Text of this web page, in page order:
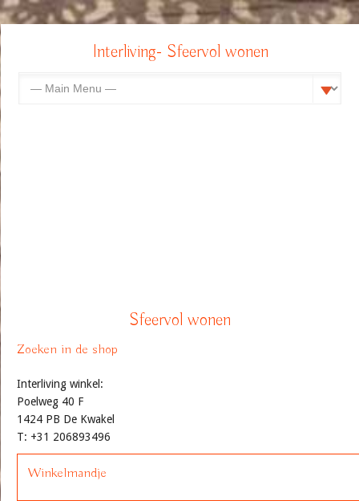
Interliving- Sfeervol wonen
Sfeervol wonen
Zoeken in de shop
Interliving winkel:
Poelweg 40 F
1424 PB De Kwakel
T: +31 206893496
Winkelmandje